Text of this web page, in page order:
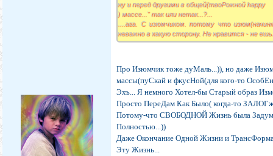
ну и перед другими в общей(твоРожной happy
) массе..." так или нетак...?...
....ага. С изюмчиком. потому что
неважно в какую сторону. Не нравится - не
Про Изюмчик тоже дуМаль...)), но даже
массы(пуСкай и фкусНой(для кого-то
Эхъ... Я немного Хотел-бы Старый образ
Просто ПереДам Как Было( когда-то
Потому-что СВОБОДНОЙ Жизнь была
Полностью...))
Даже Окончание Одной Жизни и
Эту Жизнь...